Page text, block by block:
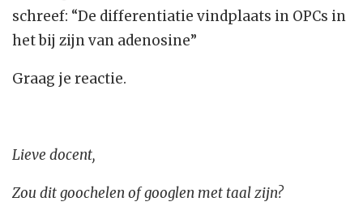
schreef: “De differentiatie vindplaats in OPCs in
het bij zijn van adenosine”
Graag je reactie.
Lieve docent,
Zou dit goochelen of googlen met taal zijn?